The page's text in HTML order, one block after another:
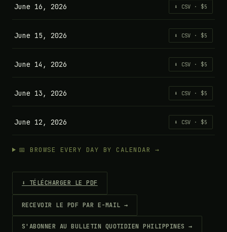
June 16, 2026 ⬇ CSV · $5
June 15, 2026 ⬇ CSV · $5
June 14, 2026 ⬇ CSV · $5
June 13, 2026 ⬇ CSV · $5
June 12, 2026 ⬇ CSV · $5
📅 BROWSE EVERY DAY BY CALENDAR →
⬇ TÉLÉCHARGER LE PDF
RECEVOIR LE PDF PAR E-MAIL →
S'ABONNER AU BULLETIN QUOTIDIEN PHILIPPINES →